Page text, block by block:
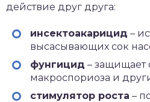
действие друг друга:
инсектоакарицид –
высасывающих сок
фунгицид – защищает
макроспориоза и
стимулятор роста –